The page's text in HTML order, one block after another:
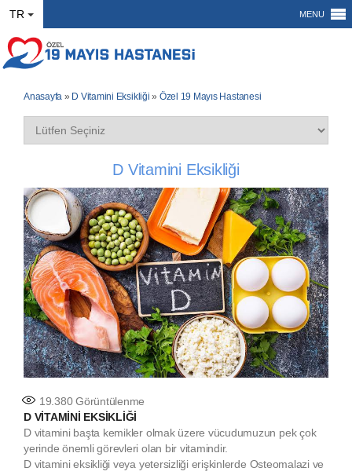
MENU
TR
Anasayfa » D Vitamini Eksikliği » Özel 19 Mayıs Hastanesi
D Vitamini Eksikliği
19.380Görüntülenme
D VİTAMİNİ EKSİKLİĞİ
D vitamini başta kemikler olmak üzere vücudumuzun pek çok
yerinde önemli görevleri olan bir vitamindir.
D vitamini eksikliği veya yetersizliği erişkinlerde Osteomalazi ve